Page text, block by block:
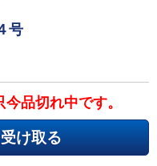
号
品切れ中です。
け取る